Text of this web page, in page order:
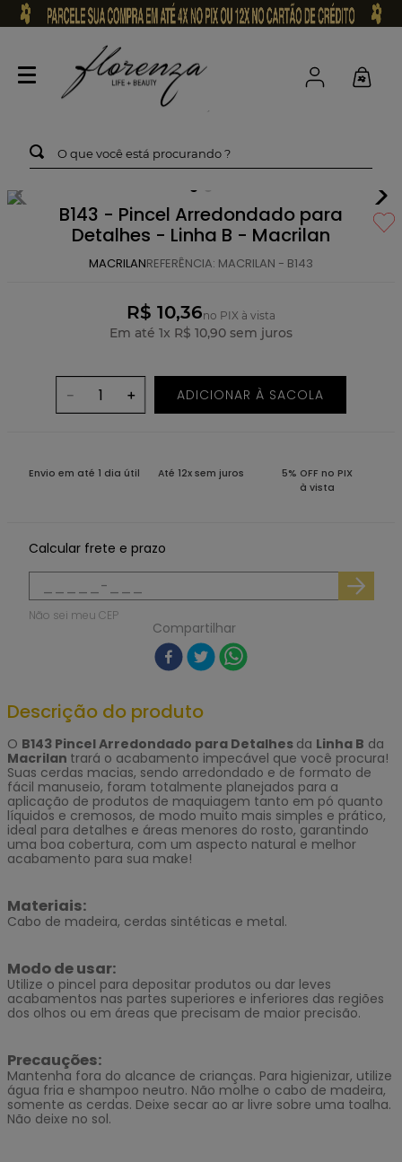
O que você está procurando ?
B143 - Pincel Arredondado para
Detalhes - Linha B - Macrilan
MACRILANREFERÊNCIA: MACRILAN - B143
R$ 10,36no PIX à vista
Em até 1x R$ 10,90 sem juros
＋
－ ADICIONAR À SACOLA
Envio em até 1 dia útil Até 12x sem juros
5% OFF no PIX
à vista
Calcular frete e prazo
Não sei meu CEP
Compartilhar
Descrição do produto
O B143 Pincel Arredondado para Detalhes da Linha B da
Macrilan trará o acabamento impecável que você procura!
Suas cerdas macias, sendo arredondado e de formato de
fácil manuseio, foram totalmente planejados para a
aplicação de produtos de maquiagem tanto em pó quanto
líquidos e cremosos, de modo muito mais simples e prático,
ideal para detalhes e áreas menores do rosto, garantindo
uma boa cobertura, com um aspecto natural e melhor
acabamento para sua make!
Materiais:
Cabo de madeira, cerdas sintéticas e metal.
Modo de usar:
Utilize o pincel para depositar produtos ou dar leves
acabamentos nas partes superiores e inferiores das regiões
dos olhos ou em áreas que precisam de maior precisão.
Precauções:
Mantenha fora do alcance de crianças. Para higienizar, utilize
água fria e shampoo neutro. Não molhe o cabo de madeira,
somente as cerdas. Deixe secar ao ar livre sobre uma toalha.
Não deixe no sol.